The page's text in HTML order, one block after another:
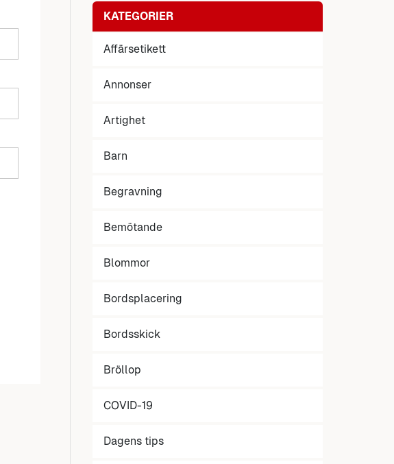
KATEGORIER
Affärsetikett
Annonser
Artighet
Barn
Begravning
Bemötande
Blommor
Bordsplacering
Bordsskick
Bröllop
COVID-19
Dagens tips